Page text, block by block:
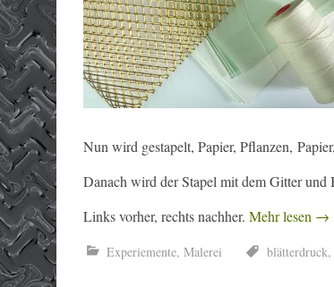
Nun wird gestapelt, Papier, Pflanzen,
Danach wird der Stapel mit dem Gitter und
Links vorher, rechts nachher. Mehr lesen →
Experiemente, Malerei blätterdruck,